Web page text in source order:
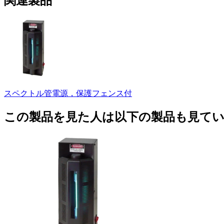
スペクトル管電源，保護フェンス付
この製品を見た人は以下の製品も見て